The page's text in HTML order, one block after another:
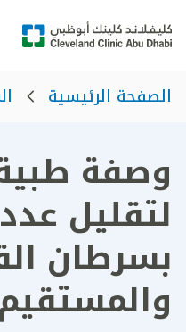
الصفحة الرئيسية
وصفة
لتقليل
بسرطان
والمستقيم